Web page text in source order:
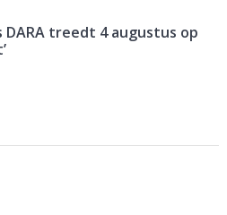
treedt 4 augustus op